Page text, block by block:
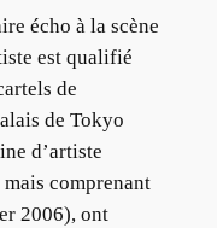
écho à la scène
est qualifié
de
de Tokyo
d’artiste
comprenant
2006), ont